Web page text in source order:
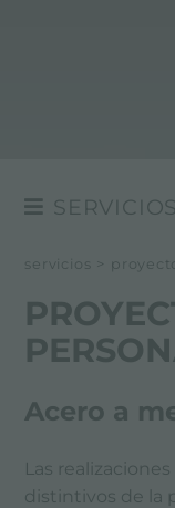
SERVICIOS
FOSTER
GARANTÍA
servicios >
Acero a
Las
distintivos de la